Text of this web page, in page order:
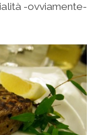
-ovviamente-